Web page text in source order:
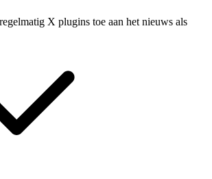
X plugins toe aan het nieuws als